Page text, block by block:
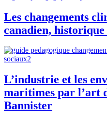
Les changements
canadien,
L’industrie et les
maritimes par l’art
Bannister